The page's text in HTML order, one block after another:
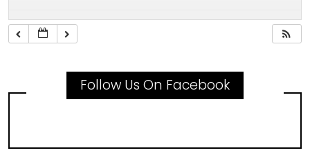
Follow Us On Facebook